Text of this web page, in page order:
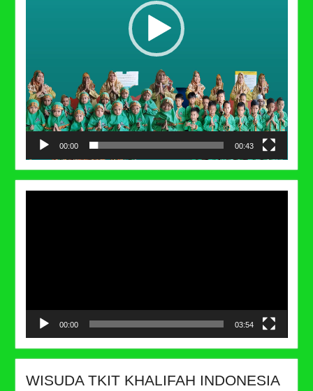
00:00 00:43
00:00 03:54
WISUDA TKIT KHALIFAH INDONESIA